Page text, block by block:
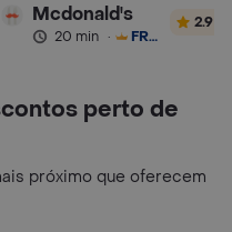
Mcdonald's
20 min · FRETE GRÁTIS
2.9
perto de
próximo que oferecem